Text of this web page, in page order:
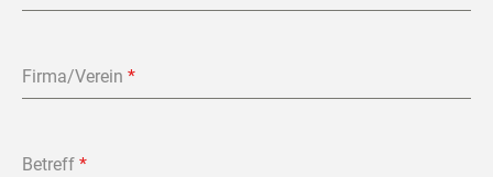
Firma/Verein *
Betreff *